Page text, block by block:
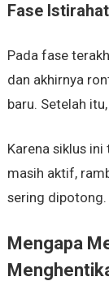
Fase
Pada fase
dan akhirnya
baru. Setelah
Karena siklus
masih aktif,
sering dipotong.
Mengapa